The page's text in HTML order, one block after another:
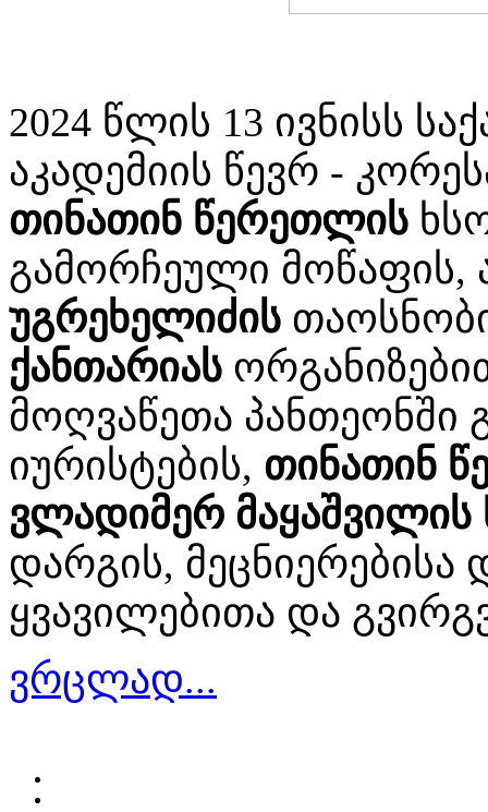
2024 წლის 13 ივნისს
აკადემიის წევრ -
თინათინ წერეთლის
გამორჩეული მოწაფის,
უგრეხელიძის
ქანთარიას
მოღვაწეთა პანთეონში
იურისტების, თინათინ
ვლადიმერ მაყაშვილის
დარგის, მეცნიერებისა
ყვავილებითა და
ვრცლად...